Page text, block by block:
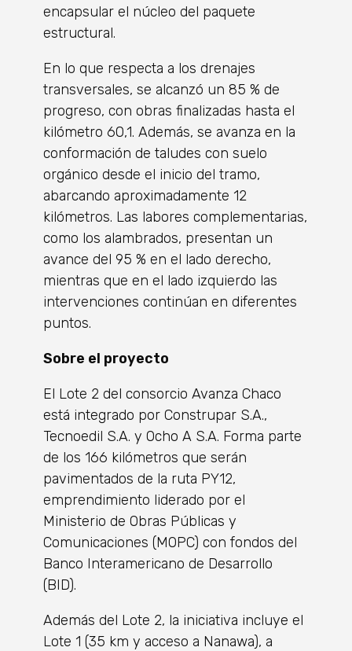
encapsular el núcleo del paquete
estructural.
En lo que respecta a los drenajes
transversales, se alcanzó un 85 % de
progreso, con obras finalizadas hasta el
kilómetro 60,1. Además, se avanza en la
conformación de taludes con suelo
orgánico desde el inicio del tramo,
abarcando aproximadamente 12
kilómetros. Las labores complementarias,
como los alambrados, presentan un
avance del 95 % en el lado derecho,
mientras que en el lado izquierdo las
intervenciones continúan en diferentes
puntos.
Sobre el proyecto
El Lote 2 del consorcio Avanza Chaco
está integrado por Construpar S.A.,
Tecnoedil S.A. y Ocho A S.A. Forma parte
de los 166 kilómetros que serán
pavimentados de la ruta PY12,
emprendimiento liderado por el
Ministerio de Obras Públicas y
Comunicaciones (MOPC) con fondos del
Banco Interamericano de Desarrollo
(BID).
Además del Lote 2, la iniciativa incluye el
Lote 1 (35 km y acceso a Nanawa), a